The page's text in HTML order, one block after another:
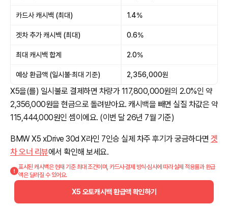
카드사 캐시백 (최대) 1.4%
겟차 추가 캐시백 (최대) 0.6%
최대 캐시백 합계 2.0%
예상 환급액 (일시불·최대 기준) 2,356,000원
X5을(를) 일시불로 결제하면 차량가 117,800,000원의 2.0%인 약
2,356,000원을 현금으로 돌려받아요. 캐시백을 빼면 실질 차값은 약
115,444,000원인 셈이에요. (이번 달 26년 7월 기준)
BMW X5 xDrive 30d X라인 7인승 실제 차주 후기가 궁금하다면 겟
차 오너 리뷰에서 확인해 보세요.
표시된 캐시백은 현재 기준 최대 조건이며, 카드사·결제 방식·심사에 따라 실제 적용률과 환급
액은 달라질 수 있어요.
X5 오토캐시백 환급액 확인하기